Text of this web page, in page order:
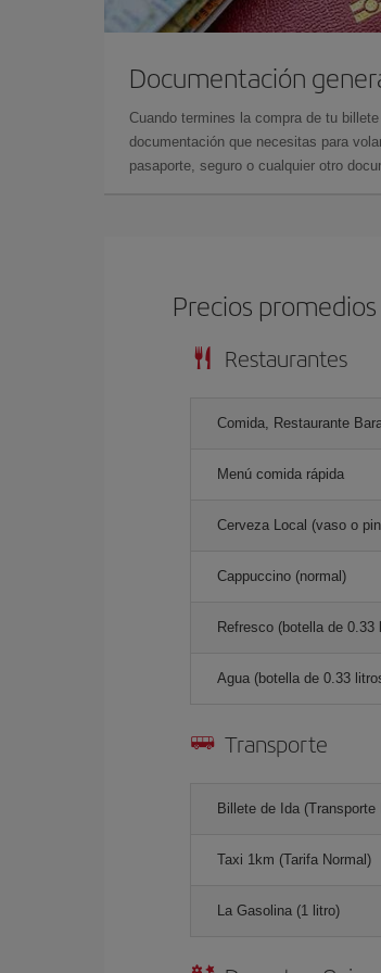
Documentación
Cuando termines la compra de tu
documentación que necesitas para
pasaporte, seguro o cualquier otro
Precios
Restaurantes
Comida, Restaurante
Menú comida rápida
Cerveza Local (vaso o
Cappuccino (normal)
Refresco (botella de 0.33
Agua (botella de 0.33
Transporte
Billete de Ida (Transporte
Taxi 1km (Tarifa Normal)
La Gasolina (1 litro)